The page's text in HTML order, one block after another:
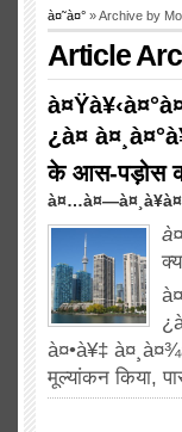
à¤˜à¤° »Archive by
Article
¿à¤
के आस-पड़ोस
à¤•à¥‡
मूल्यांकन किया,